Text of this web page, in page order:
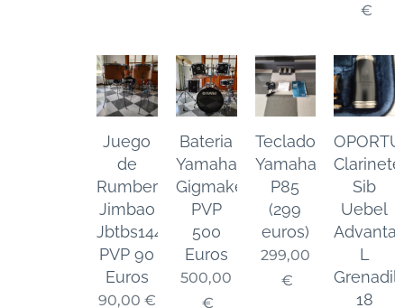
€
Juego
de
Rumberas
Jimbao
Jbtbs1443
PVP 90
Euros
90,00 €
Bateria
Yamaha
Gigmaker
PVP
500
Euros
500,00
€
Teclado
Yamaha
P85
(299
euros)
299,00
€
Clarinete
Sib
Uebel
L
18